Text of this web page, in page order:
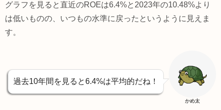
グラフを見ると直近のROEは6.4%と2023年の10.48%より
は低いものの、いつもの水準に戻ったというように見えま
す。
過去10年間を見ると6.4%は平均的だね！
かめ太